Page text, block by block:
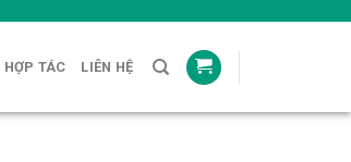
HỢP TÁC LIÊN HỆ